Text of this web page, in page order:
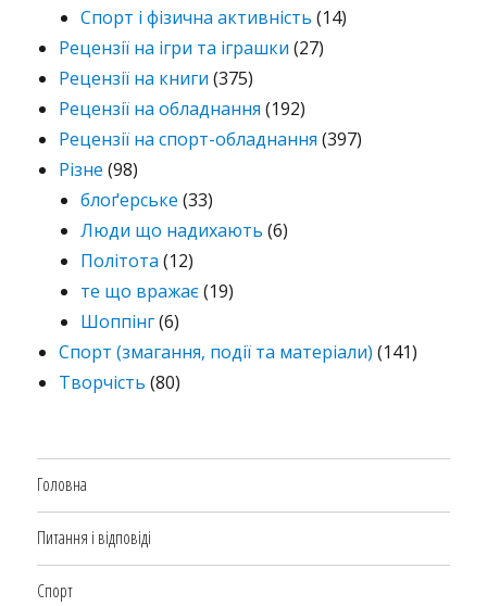
Спорт і фізична активність (14)
Рецензії на ігри та іграшки (27)
Рецензії на книги (375)
Рецензії на обладнання (192)
Рецензії на спорт-обладнання (397)
Різне (98)
блоґерське (33)
Люди що надихають (6)
Політота (12)
те що вражає(19)
Шоппінг(6)
Спорт (змагання, події та матеріали) (141)
Творчість (80)
Головна
Питання і відповіді
Спорт